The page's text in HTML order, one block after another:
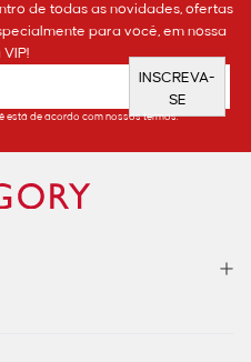
de todas as novidades, ofertas
para você, em nossa
VIP!
INSCREVA-
SE
está de acordo com nossos termos.